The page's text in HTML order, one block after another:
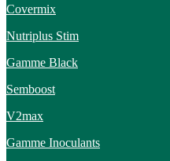
Covermix
Nutriplus Stim
Gamme Black
Semboost
V2max
Gamme Inoculants